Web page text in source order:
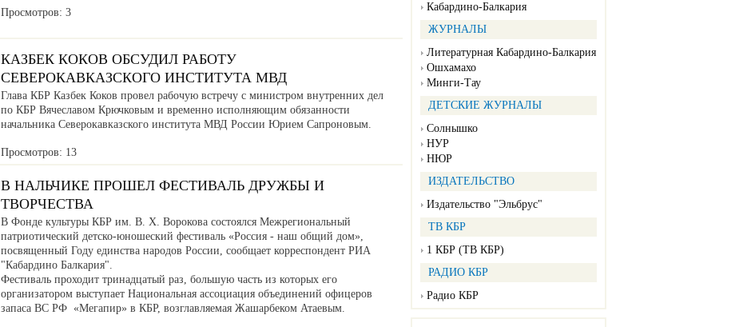
Кабардино-Балкария
ЖУРНАЛЫ
Литературная Кабардино-Балкария
Ошхамахо
Минги-Тау
ДЕТСКИЕ ЖУРНАЛЫ
Солнышко
НУР
НЮР
ИЗДАТЕЛЬСТВО
Издательство "Эльбрус"
ТВ КБР
1 КБР (ТВ КБР)
РАДИО КБР
Радио КБР
Просмотров: 3
КАЗБЕК КОКОВ ОБСУДИЛ РАБОТУ
СЕВЕРОКАВКАЗСКОГО ИНСТИТУТА МВД
Глава КБР Казбек Коков провел рабочую встречу с министром внутренних дел
по КБР Вячеславом Крючковым и временно исполняющим обязанности
начальника Северокавказского института МВД России Юрием Сапроновым.
Просмотров: 13
В НАЛЬЧИКЕ ПРОШЕЛ ФЕСТИВАЛЬ ДРУЖБЫ И
ТВОРЧЕСТВА
В Фонде культуры КБР им. В. Х. Ворокова состоялся Межрегиональный
патриотический детско-юношеский фестиваль «Россия - наш общий дом»,
посвященный Году единства народов России, сообщает корреспондент РИА
"Кабардино Балкария".
Фестиваль проходит тринадцатый раз, большую часть из которых его
организатором выступает Национальная ассоциация объединений офицеров
запаса ВС РФ «Мегапир» в КБР, возглавляемая Жашарбеком Атаевым.